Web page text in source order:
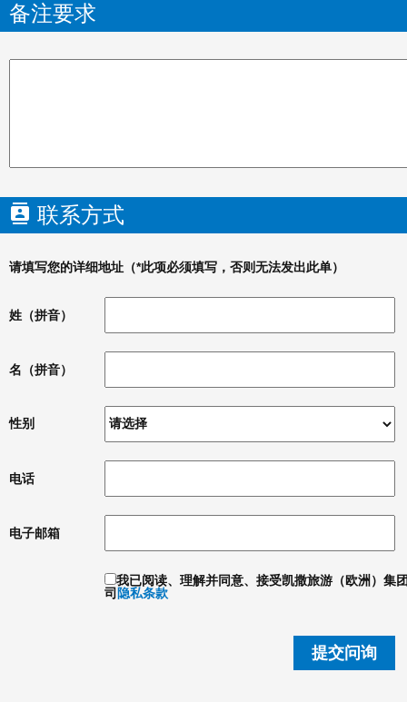
备注要求
联系方式
请填写您的详细地址（*此项必须填写，否则无法发出此单）
姓（拼音）
名（拼音）
性别
电话
电子邮箱
我已阅读、理解并同意、接受凯撒旅游（欧洲）集
司 隐私条款